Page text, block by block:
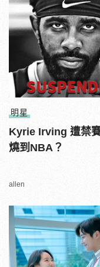
明星
Kyrie Irving 遭禁
燒到NBA？
allen